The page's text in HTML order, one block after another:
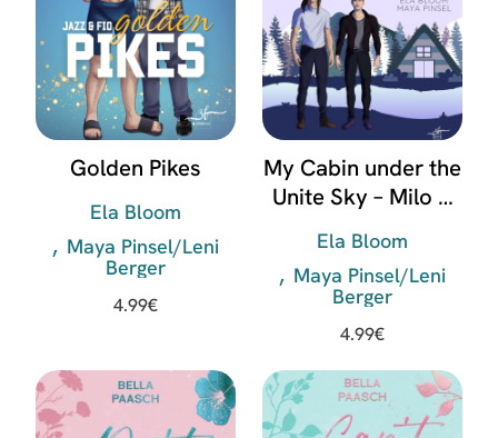
Golden Pikes
Ela Bloom
Maya Pinsel/Leni
Berger
4.99€
My Cabin under the
Unite Sky – Milo &
Ela Bloom
Maya Pinsel/Leni
Berger
4.99€